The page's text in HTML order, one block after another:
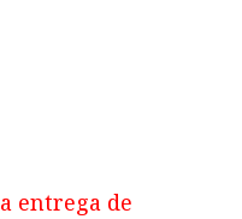
entrega de